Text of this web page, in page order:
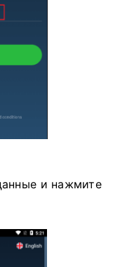
и нажмите